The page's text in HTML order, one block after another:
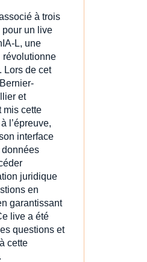
à trois
pour un live
une
révolutionne
Lors de cet
et
mis cette
l’épreuve,
interface
données
juridique
en
garantissant
live a été
questions et
cette